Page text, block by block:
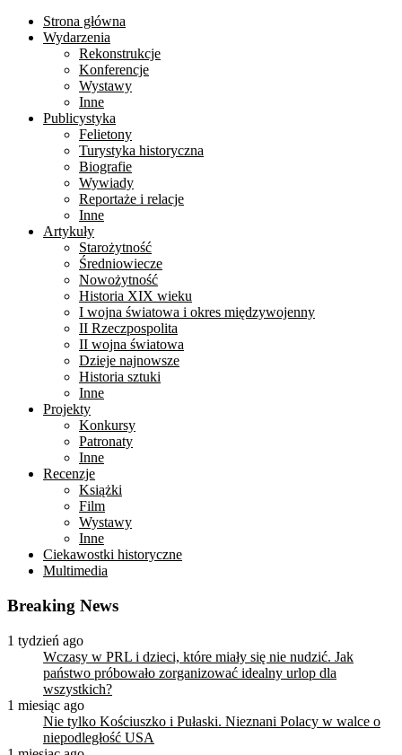
Strona główna
Wydarzenia
Rekonstrukcje
Konferencje
Wystawy
Inne
Publicystyka
Felietony
Turystyka historyczna
Biografie
Wywiady
Reportaże i relacje
Inne
Artykuły
Starożytność
Średniowiecze
Nowożytność
Historia XIX wieku
I wojna światowa i okres międzywojenny
II Rzeczpospolita
II wojna światowa
Dzieje najnowsze
Historia sztuki
Inne
Projekty
Konkursy
Patronaty
Inne
Recenzje
Książki
Film
Wystawy
Inne
Ciekawostki historyczne
Multimedia
Breaking News
1 tydzień ago
Wczasy w PRL i dzieci, które miały się nie nudzić. Jak
państwo próbowało zorganizować idealny urlop dla
wszystkich?
1 miesiąc ago
Nie tylko Kościuszko i Pułaski. Nieznani Polacy w walce o
niepodległość USA